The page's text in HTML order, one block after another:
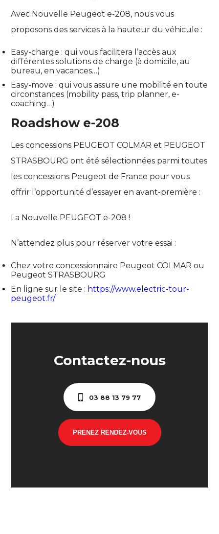
Avec Nouvelle Peugeot e-208, nous vous
proposons des services à la hauteur du véhicule :
Easy-charge : qui vous facilitera l’accès aux
différentes solutions de charge (à domicile, au
bureau, en vacances…)
Easy-move : qui vous assure une mobilité en toute
circonstances (mobility pass, trip planner, e-
coaching…)
Roadshow e-208
Les concessions PEUGEOT COLMAR et PEUGEOT
STRASBOURG ont été sélectionnées parmi toutes
les concessions Peugeot de France pour vous
offrir l’opportunité d’essayer en avant-première :
La Nouvelle PEUGEOT e-208 !
N’attendez plus pour réserver votre essai :
Chez votre concessionnaire Peugeot COLMAR ou
Peugeot STRASBOURG
En ligne sur le site : https://www.electric-tour-
peugeot.fr/
Contactez-nous
03 88 13 79 77
PRENEZ RENDEZ-VOUS